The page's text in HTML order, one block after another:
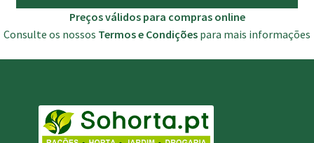
Preços válidos para compras online
Consulte os nossos Termos e Condições para mais informações